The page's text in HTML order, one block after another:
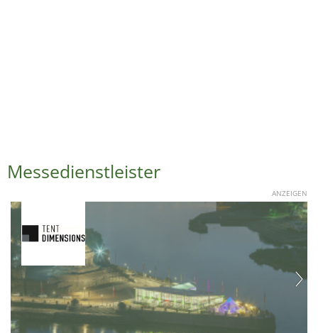
Messedienstleister
ANZEIGEN